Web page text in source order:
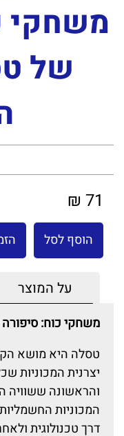
משחקי
של
71 ₪
הוסף לסל
על המוצר
משחקי כוח:
טסלה היא מושא
יצרנית המכוניות
והראשונה ששוויה
המכוניות
דרך טכנולוגית